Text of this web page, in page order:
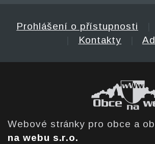
Prohlášení o přístupnosti
Kontakty
Webové stránky pro obce a
na webu s.r.o.